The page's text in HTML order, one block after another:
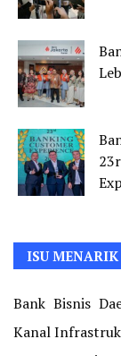
ISU MENARIK
Bank Bisnis
Kanal